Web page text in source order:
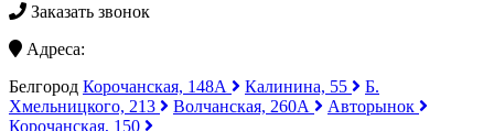
Заказать звонок
Адреса:
Белгород Корочанская, 148А Калинина, 55
Б.
Хмельницкого, 213
Волчанская, 260А
Авторынок
Корочанская, 150